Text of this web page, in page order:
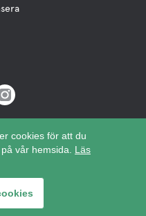
cookies för att du
vår hemsida. Läs